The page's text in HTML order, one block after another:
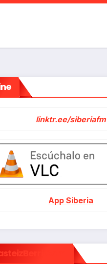
linktr.ee/siberiafm
App Siberia